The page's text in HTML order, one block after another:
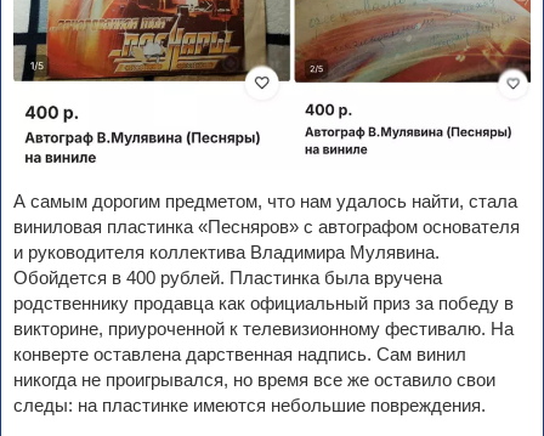
А самым дорогим предметом, что нам удалось найти, стала
виниловая пластинка «Песняров» с автографом основателя
и руководителя коллектива Владимира Мулявина.
Обойдется в 400 рублей. Пластинка была вручена
родственнику продавца как официальный приз за победу в
викторине, приуроченной к телевизионному фестивалю. На
конверте оставлена дарственная надпись. Сам винил
никогда не проигрывался, но время все же оставило свои
следы: на пластинке имеются небольшие повреждения.